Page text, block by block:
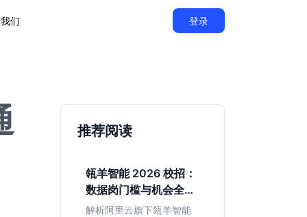
们 登录
推荐阅读
瓴羊智能 2026 校招：
数据岗门槛与机会全拆
解
解析阿里云旗下瓴羊智能